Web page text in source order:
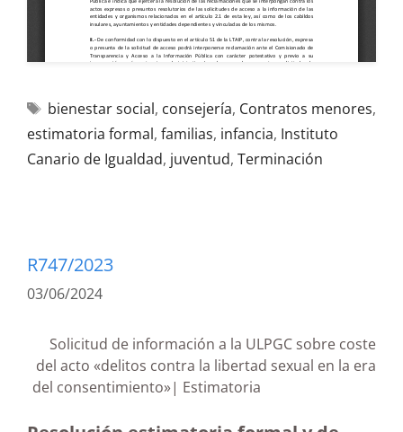
bienestar social, consejería, Contratos menores,
estimatoria formal, familias, infancia, Instituto
Canario de Igualdad, juventud, Terminación
R747/2023
03/06/2024
Solicitud de información a la ULPGC sobre coste
del acto «delitos contra la libertad sexual en la era
del consentimiento»| Estimatoria